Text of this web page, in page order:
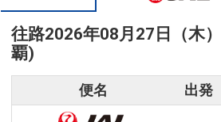
往路2026年08月27日（木）
覇)
便名 出発